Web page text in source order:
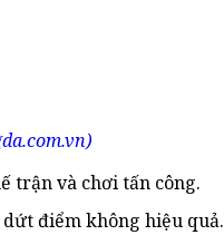
trận và chơi tấn công.
điểm không hiệu quả.